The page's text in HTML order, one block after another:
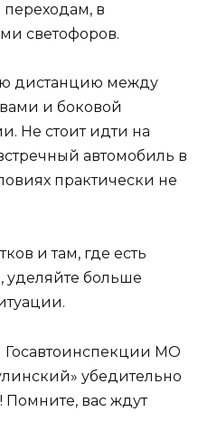
в
светофоров.
дистанцию между
и боковой
Не стоит идти на
автомобиль в
практически не
и там, где есть
больше
Госавтоинспекции МО
убедительно
вас ждут